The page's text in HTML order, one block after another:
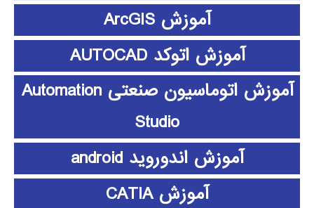
آموزش ArcGIS
آموزش اتوکد AUTOCAD
آموزش اتوماسیون صنعتی Automation
Studio
آموزش اندوروید android
آموزش CATIA